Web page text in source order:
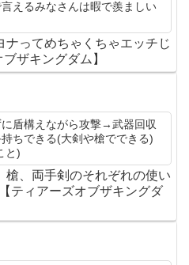
えるみなさんは暇で羨ましい
ナってめちゃくちゃエッチじ
ザキングダム】
盾構えながら攻撃→武器回収
ちできる(大剣や槍でできる)
と)
槍、両手剣のそれぞれの使い
ティアーズオブザキングダ